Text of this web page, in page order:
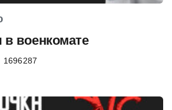
военкомате
1696287